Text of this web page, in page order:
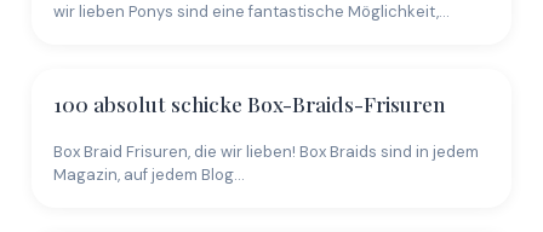
wir lieben Ponys sind eine fantastische Möglichkeit,…
100 absolut schicke Box-Braids-Frisuren
Box Braid Frisuren, die wir lieben! Box Braids sind in jedem
Magazin, auf jedem Blog…